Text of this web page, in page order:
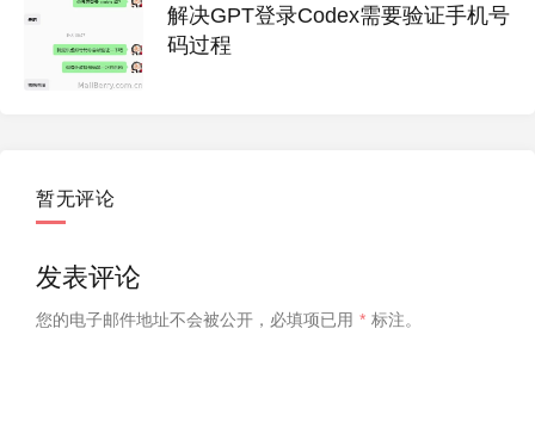
解决GPT登录Codex需要验证手机号
码过程
暂无评论
发表评论
您的电子邮件地址不会被公开， 必填项已用 * 标注。